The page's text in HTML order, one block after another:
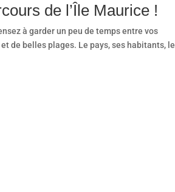
de l’Île Maurice !
à garder un peu de temps entre vos
de belles plages. Le pays, ses habitants, le